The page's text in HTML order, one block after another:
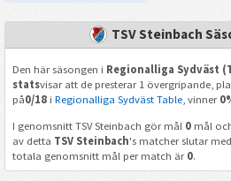
TSV Steinbach
Den här säsongen i Regionalliga Sydväst
statsvisar att de presterar 1 övergripande,
på0/18i Regionalliga Sydväst Table, vinner
I genomsnitt TSV Steinbach gör mål 0mål
av detta TSV Steinbach's matcher slutar
totala genomsnitt mål per match är 0.